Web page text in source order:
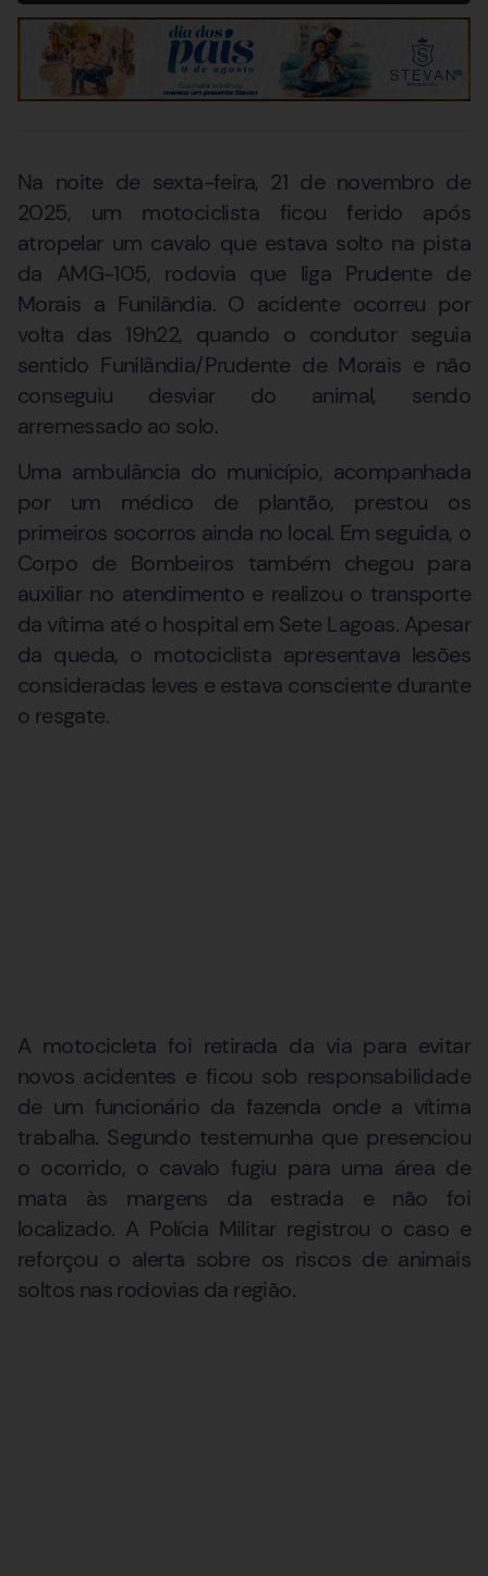
Na noite de sexta-feira, 21 de novembro de
2025, um motociclista ficou ferido após
atropelar um cavalo que estava solto na pista
da AMG-105, rodovia que liga Prudente de
Morais a Funilândia. O acidente ocorreu por
volta das 19h22, quando o condutor seguia
sentido Funilândia/Prudente de Morais e não
conseguiu desviar do animal, sendo
arremessado ao solo.
Uma ambulância do município, acompanhada
por um médico de plantão, prestou os
primeiros socorros ainda no local. Em seguida, o
Corpo de Bombeiros também chegou para
auxiliar no atendimento e realizou o transporte
da vítima até o hospital em Sete Lagoas. Apesar
da queda, o motociclista apresentava lesões
consideradas leves e estava consciente durante
o resgate.
A motocicleta foi retirada da via para evitar
novos acidentes e ficou sob responsabilidade
de um funcionário da fazenda onde a vítima
trabalha. Segundo testemunha que presenciou
o ocorrido, o cavalo fugiu para uma área de
mata às margens da estrada e não foi
localizado. A Polícia Militar registrou o caso e
reforçou o alerta sobre os riscos de animais
soltos nas rodovias da região.